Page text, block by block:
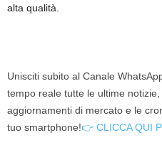
alta qualità.
Unisciti subito al Canale
tempo reale tutte le ultime
aggiornamenti di mercato e le
tuo smartphone!👉 CLICCA QUI